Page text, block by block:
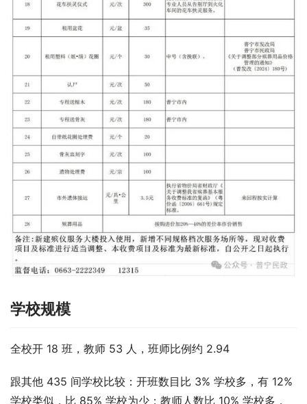
学校规模
全校开 18 班，教师 53 人，班师比例约 2.94
跟其他 435 间学校比较：开班数目比 3% 学校多，有 12%
学校类似，比 85% 学校为少；教师人数比 10% 学校多，